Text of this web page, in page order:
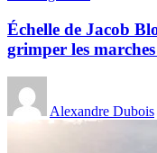
Échelle de Jacob
grimper les
Alexandre Dubois